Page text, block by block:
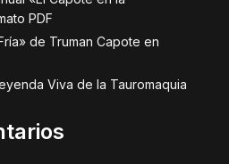
PDF
de Truman Capote en
Viva de la Tauromaquia